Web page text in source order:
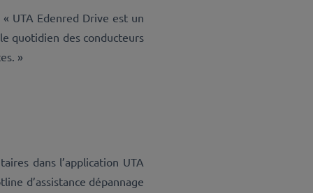
« UTA Edenred Drive est un
quotidien des conducteurs
»
dans l’application UTA
d’assistance dépannage